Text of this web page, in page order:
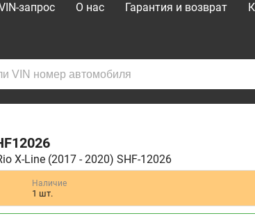
запрос О нас Гарантия и возврат
X-Line (2017 - 2020) SHF-12026
Наличие
1 шт.